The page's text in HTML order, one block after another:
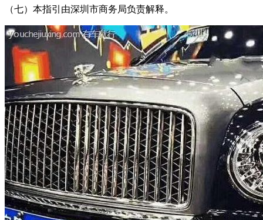
（七）本指引由深圳市商务局负责解释。